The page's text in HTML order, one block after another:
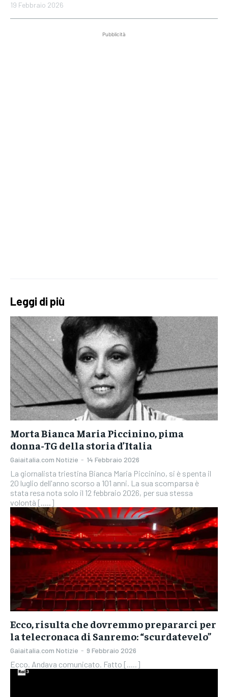
19 Febbraio 2026
Pubblicità
Leggi di più
Morta Bianca Maria Piccinino, pima
donna-TG della storia d’Italia
Gaiaitalia.com Notizie - 14 Febbraio 2026
La giornalista triestina Bianca Maria Piccinino, si è spenta il
20 luglio dell'anno scorso a 101 anni. La sua scomparsa è
stata resa nota solo il 12 febbraio 2026, per sua stessa
volontà [.....]
Ecco, risulta che dovremmo prepararci per
la telecronaca di Sanremo: “scurdatevelo”
Gaiaitalia.com Notizie - 9 Febbraio 2026
Ecco. Andava comunicato. Fatto [.....]